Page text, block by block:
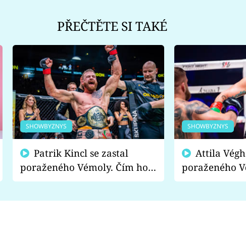
PŘEČTĚTE SI TAKÉ
SHOWBYZNYS
poraženého Vémoly. Čím ho
fanoušci naštvali?
SHOWBYZNYS
poraženého
chce raději